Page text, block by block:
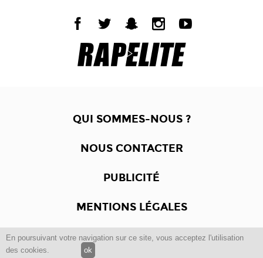
En poursuivant votre navigation sur ce site, vous acceptez l'utilisation
des cookies.
ok
QUI SOMMES-NOUS ?
NOUS CONTACTER
PUBLICITÉ
MENTIONS LÉGALES
Copyright © 2012 -2017Dewalgo- Tous droits réservés.